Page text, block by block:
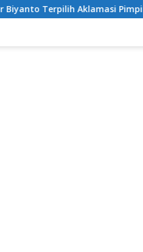
BPC PERADIN